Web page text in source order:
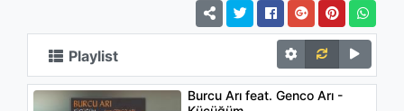
Playlist
Burcu Arı feat. Genco Arı -